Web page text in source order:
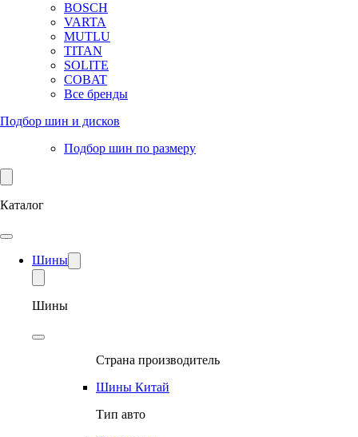
BOSCH
VARTA
MUTLU
TITAN
SOLITE
COBAT
Все бренды
Подбор шин и дисков
Подбор шин по размеру
Каталог
Шины
Шины
Страна производитель
Шины Китай
Тип авто